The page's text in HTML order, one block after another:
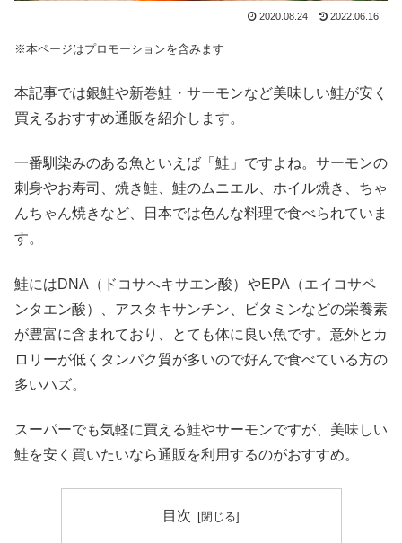
2020.08.24 2022.06.16
※本ページはプロモーションを含みます
本記事では銀鮭や新巻鮭・サーモンなど美味しい鮭が安く
買えるおすすめ通販を紹介します。
一番馴染みのある魚といえば「鮭」ですよね。サーモンの
刺身やお寿司、焼き鮭、鮭のムニエル、ホイル焼き、ちゃ
んちゃん焼きなど、日本では色んな料理で食べられていま
す。
鮭にはDNA（ドコサヘキサエン酸）やEPA（エイコサペ
ンタエン酸）、アスタキサンチン、ビタミンなどの栄養素
が豊富に含まれており、とても体に良い魚です。意外とカ
ロリーが低くタンパク質が多いので好んで食べている方の
多いハズ。
スーパーでも気軽に買える鮭やサーモンですが、美味しい
鮭を安く買いたいなら通販を利用するのがおすすめ。
目次